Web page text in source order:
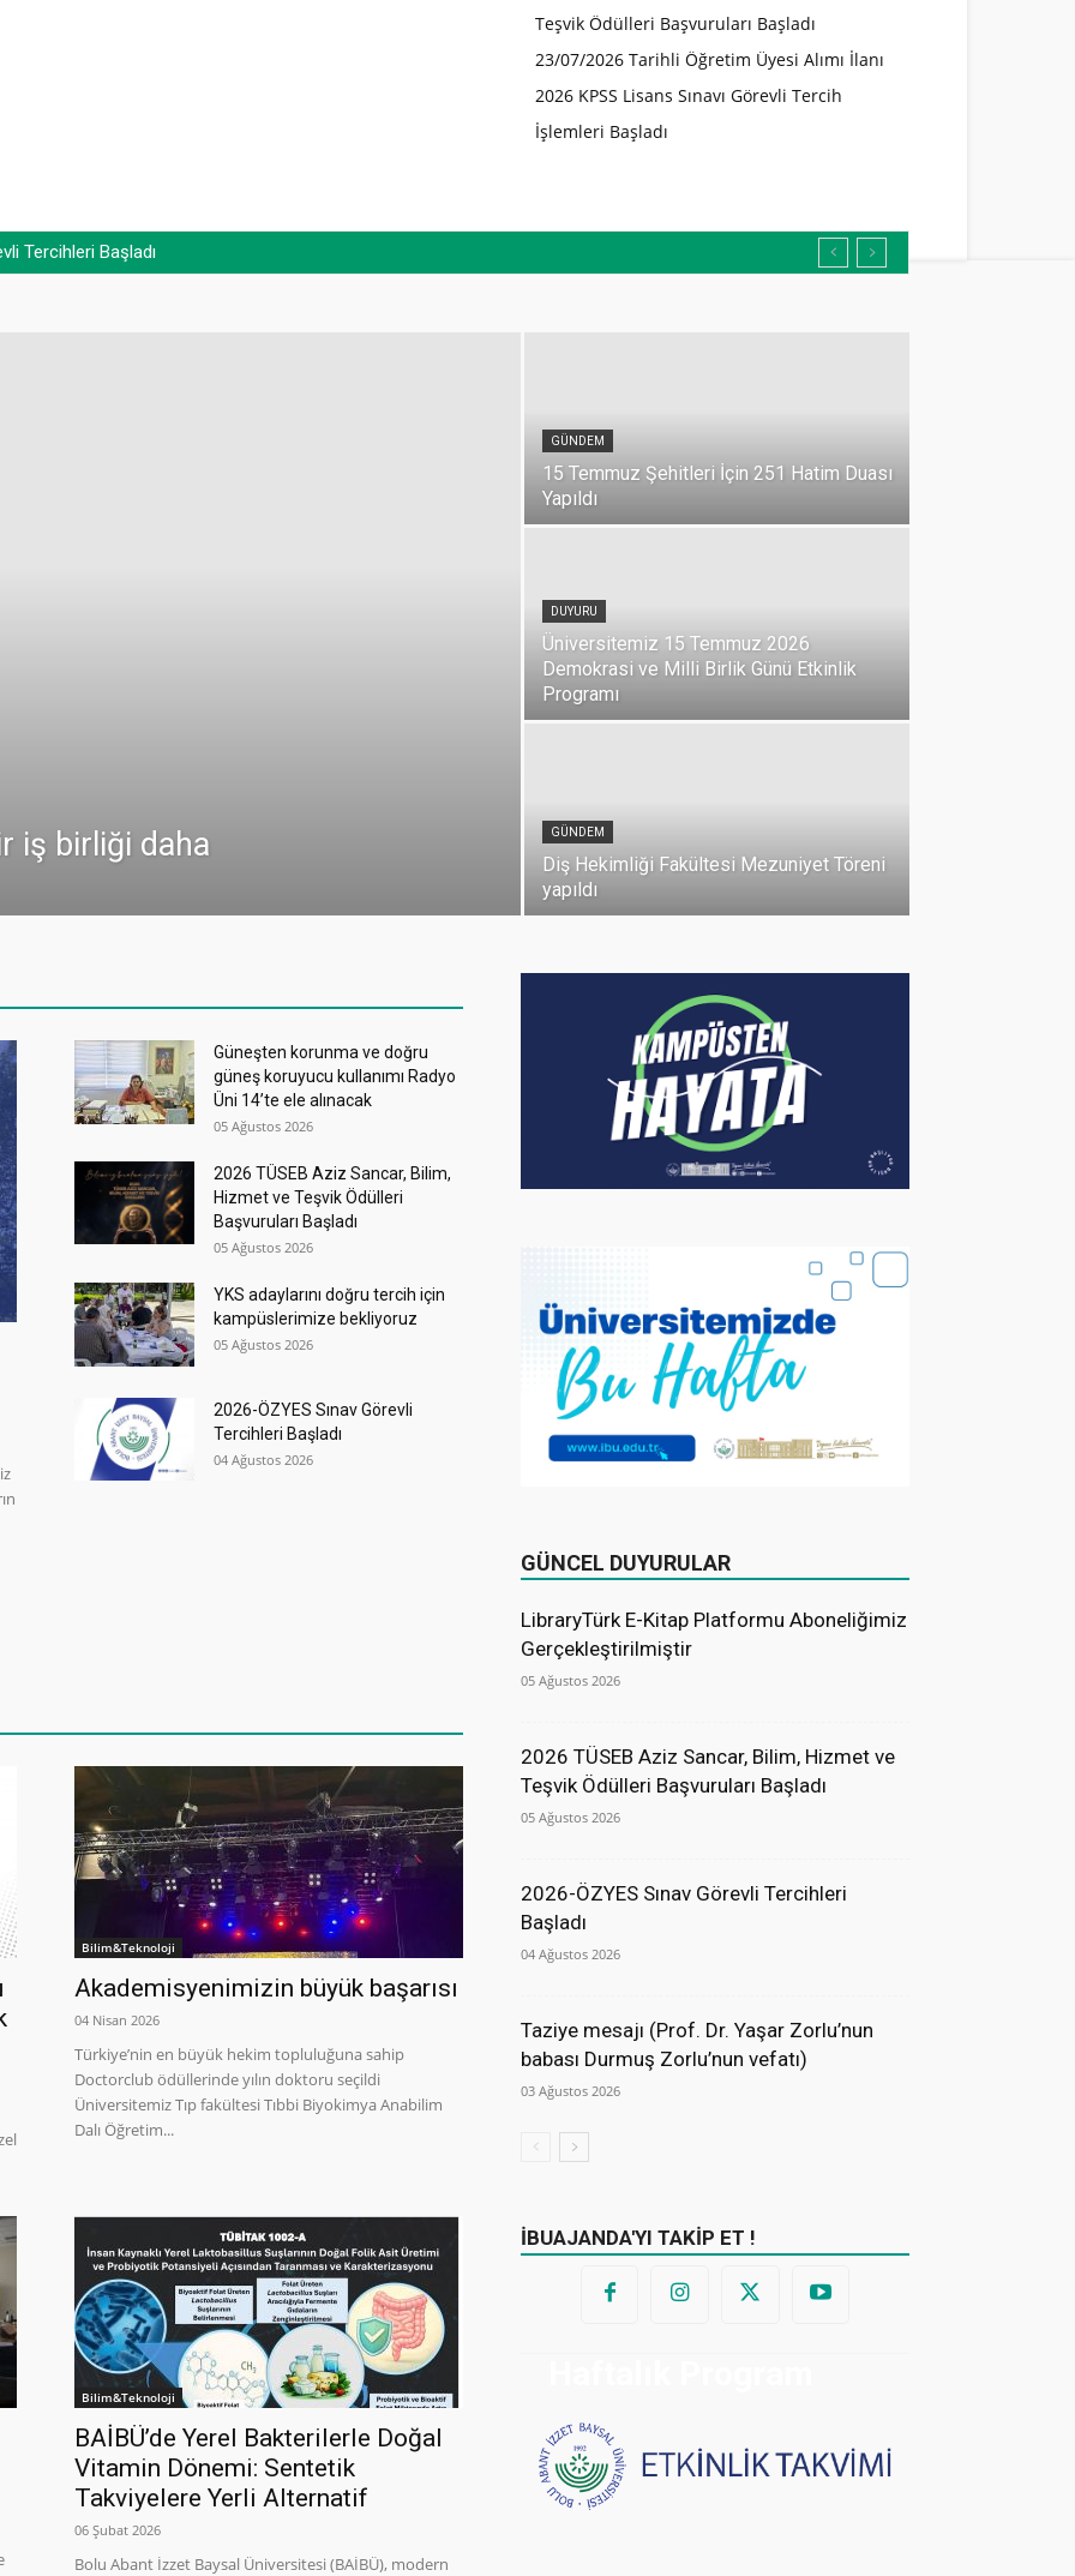
Teşvik Ödülleri Başvuruları Başladı
23/07/2026 Tarihli Öğretim Üyesi Alımı İlanı
2026 KPSS Lisans Sınavı Görevli Tercih
İşlemleri Başladı
Tercihleri Başladı
iş birliği daha
GÜNDEM
15 Temmuz Şehitleri İçin 251 Hatim Duası
Yapıldı
DUYURU
Üniversitemiz 15 Temmuz 2026
Demokrasi ve Milli Birlik Günü Etkinlik
Programı
GÜNDEM
Diş Hekimliği Fakültesi Mezuniyet Töreni
yapıldı
Güneşten korunma ve doğru
güneş koruyucu kullanımı Radyo
Üni 14’te ele alınacak
05 Ağustos 2026
2026 TÜSEB Aziz Sancar, Bilim,
Hizmet ve Teşvik Ödülleri
Başvuruları Başladı
05 Ağustos 2026
YKS adaylarını doğru tercih için
kampüslerimize bekliyoruz
05 Ağustos 2026
2026-ÖZYES Sınav Görevli
Tercihleri Başladı
04 Ağustos 2026
Bilim&Teknoloji
Akademisyenimizin büyük başarısı
04 Nisan 2026
Türkiye’nin en büyük hekim topluluğuna sahip
Doctorclub ödüllerinde yılın doktoru seçildi
Üniversitemiz Tıp fakültesi Tıbbi Biyokimya Anabilim
Dalı Öğretim...
Bilim&Teknoloji
BAİBÜ’de Yerel Bakterilerle Doğal
Vitamin Dönemi: Sentetik
Takviyelere Yerli Alternatif
06 Şubat 2026
Bolu Abant İzzet Baysal Üniversitesi (BAİBÜ), modern
GÜNCEL DUYURULAR
LibraryTürk E-Kitap Platformu Aboneliğimiz
Gerçekleştirilmiştir
05 Ağustos 2026
2026 TÜSEB Aziz Sancar, Bilim, Hizmet ve
Teşvik Ödülleri Başvuruları Başladı
05 Ağustos 2026
2026-ÖZYES Sınav Görevli Tercihleri
Başladı
04 Ağustos 2026
Taziye mesajı (Prof. Dr. Yaşar Zorlu’nun
babası Durmuş Zorlu’nun vefatı)
03 Ağustos 2026
İBUAJANDA'YI TAKİP ET !